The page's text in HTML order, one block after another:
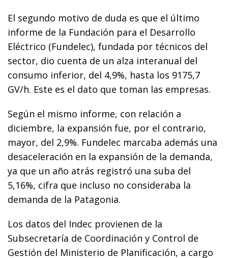
El segundo motivo de duda es que el último
informe de la Fundación para el Desarrollo
Eléctrico (Fundelec), fundada por técnicos del
sector, dio cuenta de un alza interanual del
consumo inferior, del 4,9%, hasta los 9175,7
GV/h. Este es el dato que toman las empresas.
Según el mismo informe, con relación a
diciembre, la expansión fue, por el contrario,
mayor, del 2,9%. Fundelec marcaba además una
desaceleración en la expansión de la demanda,
ya que un año atrás registró una suba del
5,16%, cifra que incluso no consideraba la
demanda de la Patagonia.
Los datos del Indec provienen de la
Subsecretaría de Coordinación y Control de
Gestión del Ministerio de Planificación, a cargo